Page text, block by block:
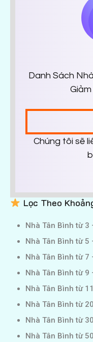
Danh Sách
Chúng tôi sẽ
Lọc Theo
Nhà Tân Bình từ 3
Nhà Tân Bình từ 5
Nhà Tân Bình từ 7
Nhà Tân Bình từ 9
Nhà Tân Bình từ
Nhà Tân Bình từ
Nhà Tân Bình từ
Nhà Tân Bình từ